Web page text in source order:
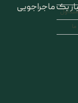
یک ماجراجویی